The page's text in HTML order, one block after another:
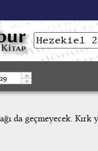
da geçmeyecek. Kırk